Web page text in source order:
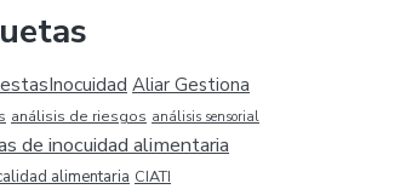
Aliar Gestiona
análisis de riesgos análisis sensorial
de inocuidad alimentaria
alimentaria CIATI